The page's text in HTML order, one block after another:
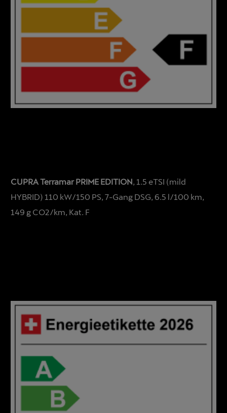
CUPRA Terramar PRIME EDITION, 1.5 eTSI (mild
HYBRID) 110 kW/150 PS, 7-Gang DSG, 6.5 l/100 km,
149 g CO2/km, Kat. F